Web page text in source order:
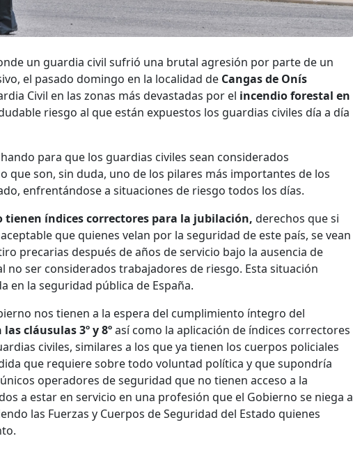
un guardia civil sufrió una brutal agresión por parte de un
el pasado domingo en la localidad de Cangas de Onís
Civil en las zonas más devastadas por el incendio forestal en
riesgo al que están expuestos los guardias civiles día a día
para que los guardias civiles sean considerados
que son, sin duda, uno de los pilares más importantes de los
enfrentándose a situaciones de riesgo todos los días.
tienen índices correctores para la jubilación, derechos que si
que quienes velan por la seguridad de este país, se vean
precarias después de años de servicio bajo la ausencia de
no ser considerados trabajadores de riesgo. Esta situación
en la seguridad pública de España.
nos tienen a la espera del cumplimiento íntegro del
las cláusulas 3º y 8ºasí como la aplicación de índices correctores
civiles, similares a los que ya tienen los cuerpos policiales
que requiere sobre todo voluntad política y que supondría
operadores de seguridad que no tienen acceso a la
a estar en servicio en una profesión que el Gobierno se niega a
las Fuerzas y Cuerpos de Seguridad del Estado quienes